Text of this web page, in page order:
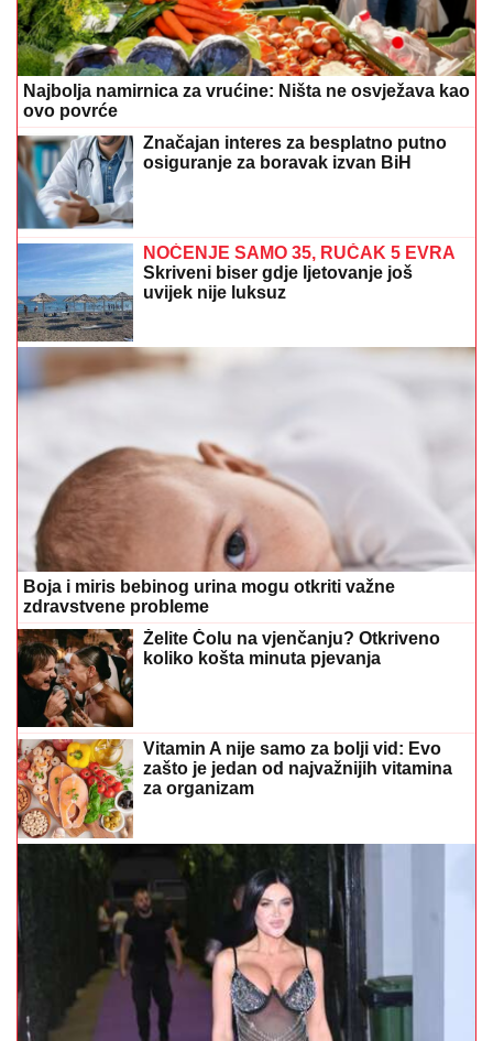
Najbolja namirnica za vrućine: Ništa ne osvježava kao
ovo povrće
Značajan interes za besplatno putno
osiguranje za boravak izvan BiH
NOĆENJE SAMO 35, RUČAK 5 EVRA
Skriveni biser gdje ljetovanje još
uvijek nije luksuz
Boja i miris bebinog urina mogu otkriti važne
zdravstvene probleme
Želite Čolu na vjenčanju? Otkriveno
koliko košta minuta pjevanja
Vitamin A nije samo za bolji vid: Evo
zašto je jedan od najvažnijih vitamina
za organizam